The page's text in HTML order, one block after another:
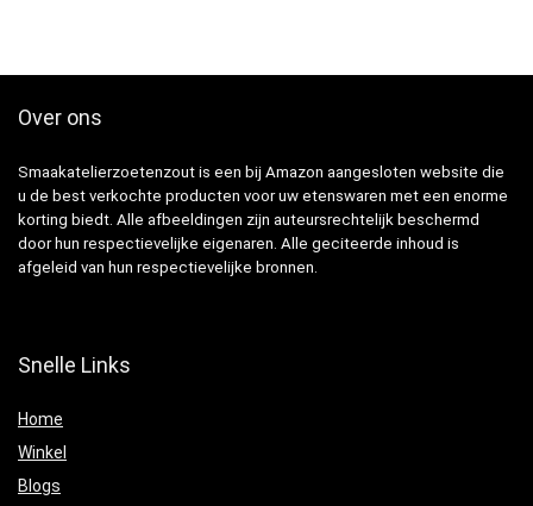
Over ons
Smaakatelierzoetenzout is een bij Amazon aangesloten website die
u de best verkochte producten voor uw etenswaren met een enorme
korting biedt. Alle afbeeldingen zijn auteursrechtelijk beschermd
door hun respectievelijke eigenaren. Alle geciteerde inhoud is
afgeleid van hun respectievelijke bronnen.
Snelle Links
Home
Winkel
Blogs